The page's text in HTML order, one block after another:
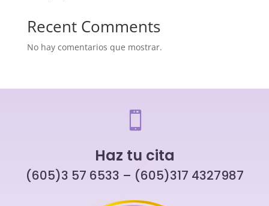
Recent Comments
No hay comentarios que mostrar.

Haz tu cita
(605)3 57 6533 – (605)317 4327987